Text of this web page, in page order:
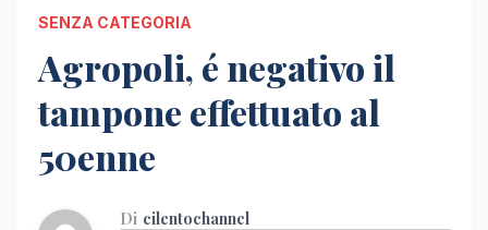
SENZA CATEGORIA
Agropoli, é negativo il
tampone effettuato al
50enne
Di cilentochannel